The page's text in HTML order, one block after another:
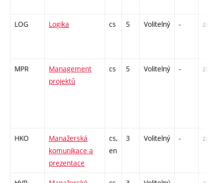
LOG Logika cs 5 Volitelný - zá,zk
MPR
Management
projektů
cs 5 Volitelný - zá,zk
HKO
Manažerská
komunikace a
prezentace
cs,
en
3 Volitelný - zá